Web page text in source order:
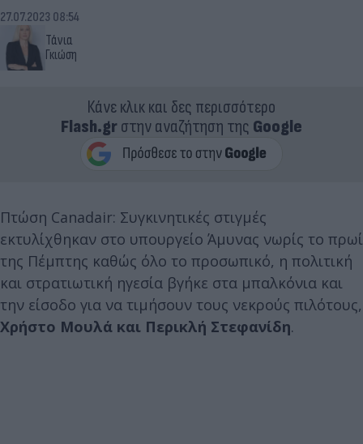
Τάνια
Γκιώση
27.07.2023 08:54
Κάνε κλικ και δες περισσότερο
Flash.grστην αναζήτηση της Google
Πτώση Canadair: Συγκινητικές στιγμές
εκτυλίχθηκαν στο υπουργείο Άμυνας νωρίς το πρωί
της Πέμπτης καθώς όλο το προσωπικό, η πολιτική
και στρατιωτική ηγεσία βγήκε στα μπαλκόνια και
την είσοδο για να τιμήσουν τους νεκρούς πιλότους,
Χρήστο Μουλά και Περικλή Στεφανίδη.